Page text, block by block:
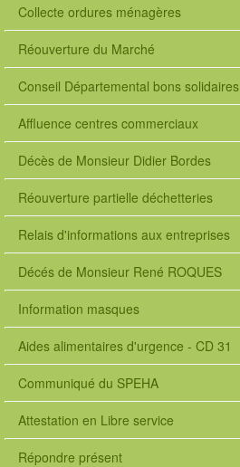
Collecte ordures ménagères
Réouverture du Marché
Conseil Départemental bons solidaires
Affluence centres commerciaux
Décès de Monsieur Didier Bordes
Réouverture partielle déchetteries
Relais d'informations aux entreprises
Décés de Monsieur René ROQUES
Information masques
Aides alimentaires d'urgence - CD 31
Communiqué du SPEHA
Attestation en Libre service
Répondre présent